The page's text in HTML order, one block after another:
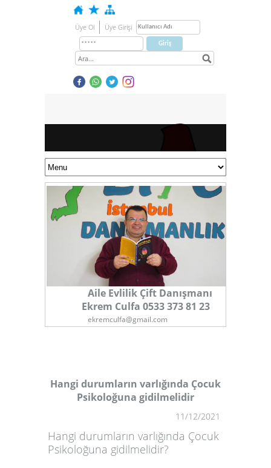
Üye Ol Üye Girişi
Aile Evlilik Çift Danışmanı
Ekrem Culfa 0533 373 81 23
ekremculfa@gmail.com
Hangi durumların varlığında Çocuk
Psikoloğuna gidilmelidir
11/12/2021
Hangi durumların varlığında Çocuk
Psikoloğuna gidilmelidir?